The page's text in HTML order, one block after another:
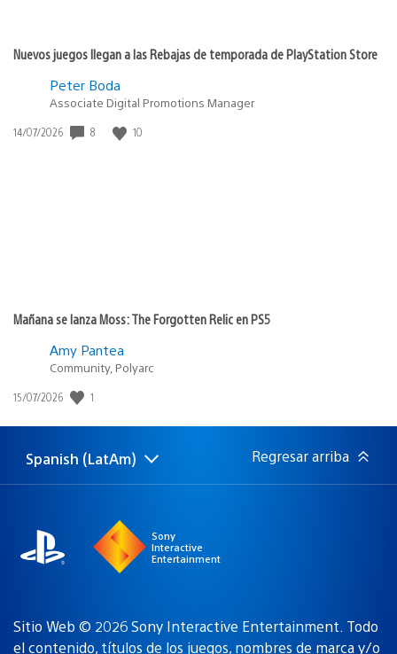
Nuevos juegos llegan a las Rebajas de temporada de PlayStation Store
Peter Boda
Associate Digital Promotions Manager
Fecha
14/07/2026 8 10
Mañana se lanza Moss: The Forgotten Relic en PS5
Amy Pantea
Community, Polyarc
Fecha
publicación:
15/07/2026 1
Elige
Región
Spanish (LatAm) Regresar arriba
Sony
Interactive
Entertainment
Sitio Web © 2026 Sony Interactive Entertainment. Todo
el contenido, títulos de los juegos, nombres de marca y/o